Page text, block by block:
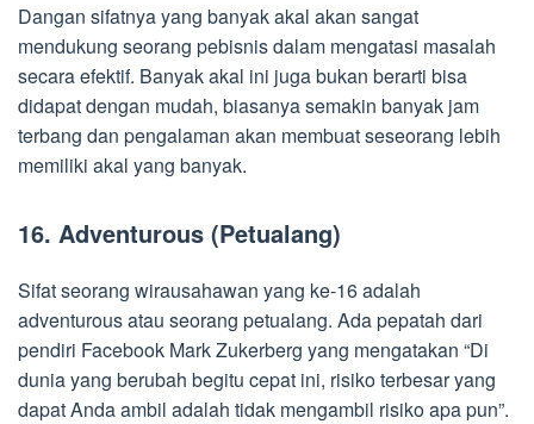
Dangan sifatnya yang banyak akal akan sangat
mendukung seorang pebisnis dalam mengatasi masalah
secara efektif. Banyak akal ini juga bukan berarti bisa
didapat dengan mudah, biasanya semakin banyak jam
terbang dan pengalaman akan membuat seseorang lebih
memiliki akal yang banyak.
16. Adventurous (Petualang)
Sifat seorang wirausahawan yang ke-16 adalah
adventurous atau seorang petualang. Ada pepatah dari
pendiri Facebook Mark Zukerberg yang mengatakan “Di
dunia yang berubah begitu cepat ini, risiko terbesar yang
dapat Anda ambil adalah tidak mengambil risiko apa pun”.